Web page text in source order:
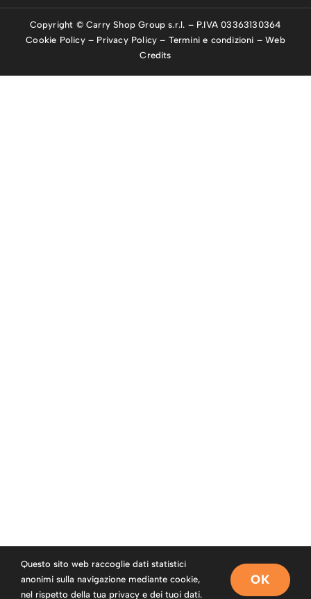
Copyright © Carry Shop Group s.r.l. – P.IVA 03363130364
Cookie Policy– Privacy Policy – Termini e condizioni –Web
Credits
Questo sito web raccoglie dati statistici
anonimi sulla navigazione mediante cookie,
nel rispetto della tua privacy e dei tuoi dati.
OK